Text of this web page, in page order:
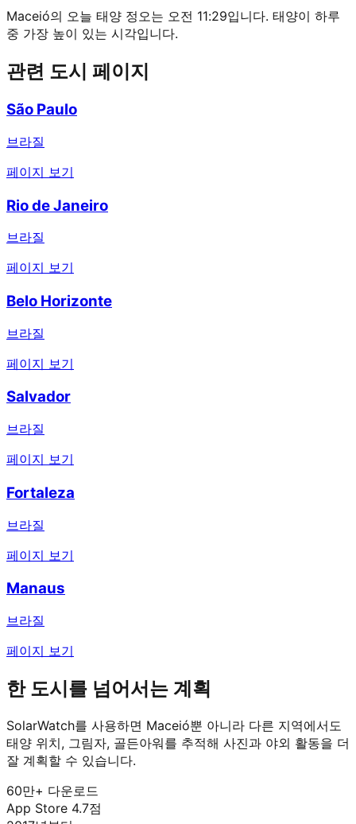
Maceió의 오늘 태양 정오는 오전 11:29입니다. 태양이 하루
중 가장 높이 있는 시각입니다.
관련 도시 페이지
São Paulo
브라질
페이지 보기
Rio de Janeiro
브라질
페이지 보기
Belo Horizonte
브라질
페이지 보기
Salvador
브라질
페이지 보기
Fortaleza
브라질
페이지 보기
Manaus
브라질
페이지 보기
한 도시를 넘어서는 계획
SolarWatch를 사용하면 Maceió뿐 아니라 다른 지역에서도
태양 위치, 그림자, 골든아워를 추적해 사진과 야외 활동을 더
잘 계획할 수 있습니다.
60만+ 다운로드
App Store 4.7점